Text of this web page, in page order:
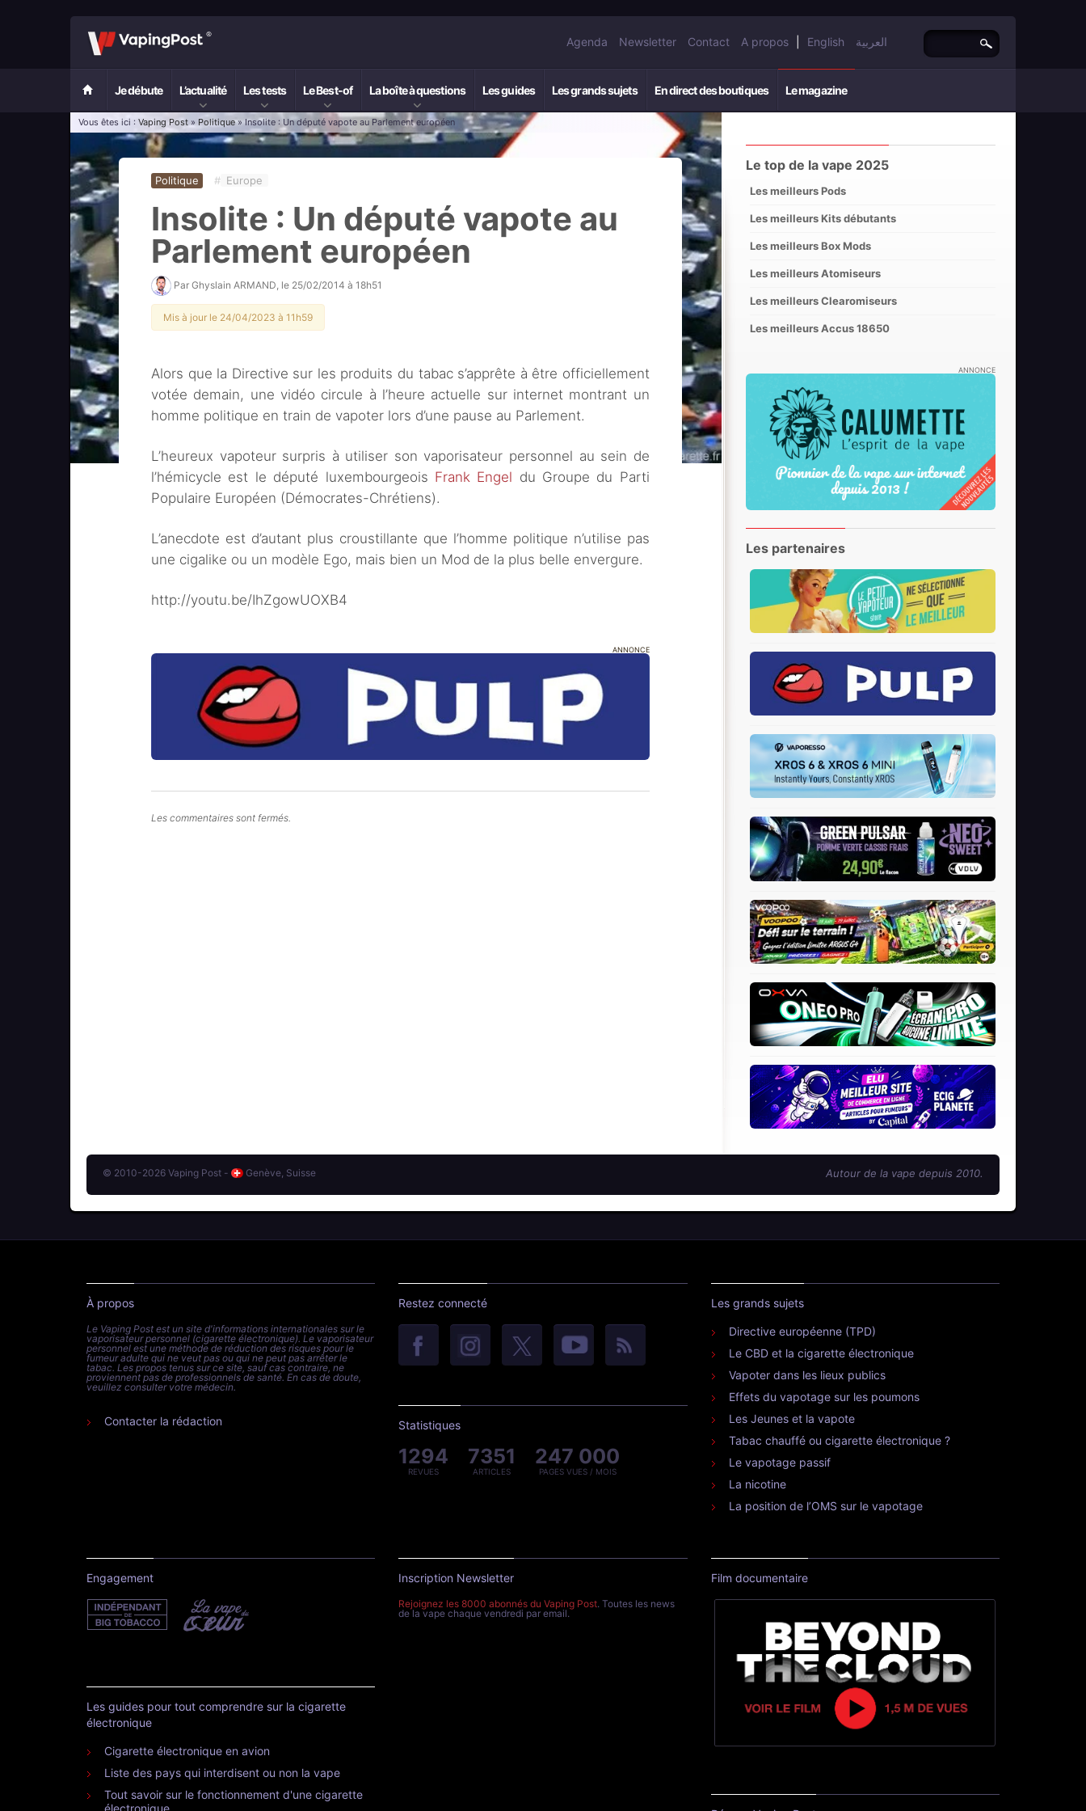
Agenda Newsletter Contact A propos English العربية
Je débute L’actualité Les tests Le Best-of La boîte à questions Les guides Les grands sujets En direct des boutiques Le magazine
Vous êtes ici : Vaping Post » Politique» Insolite : Un député vapote au Parlement européen
Politique # Europe
Insolite : Un député vapote au
Parlement européen
Par Ghyslain ARMAND , le 25/02/2014 à 18h51
Mis à jour le 24/04/2023 à 11h59
Alors que la Directive sur les produits du tabac s’apprête à être officiellement
votée demain, une vidéo circule à l’heure actuelle sur internet montrant un
homme politique en train de vapoter lors d’une pause au Parlement.
L’heureux vapoteur surpris à utiliser son vaporisateur personnel au sein de
l’hémicycle est le député luxembourgeois Frank Engel du Groupe du Parti
Populaire Européen (Démocrates-Chrétiens).
L’anecdote est d’autant plus croustillante que l’homme politique n’utilise pas
une cigalike ou un modèle Ego, mais bien un Mod de la plus belle envergure.
http://youtu.be/IhZgowUOXB4
ANNONCE
Les commentaires sont fermés.
Le top de la vape 2025
Les meilleurs Pods
Les meilleurs Kits débutants
Les meilleurs Box Mods
Les meilleurs Atomiseurs
Les meilleurs Clearomiseurs
Les meilleurs Accus 18650
ANNONCE
Les partenaires
© 2010-2026 Vaping Post - Genève, Suisse Autour de la vape depuis 2010.
À propos
Le Vaping Post est un site d'informations internationales sur le
vaporisateur personnel (cigarette électronique). Le vaporisateur
personnel est une méthode de réduction des risques pour le
fumeur adulte qui ne veut pas ou qui ne peut pas arrêter le
tabac. Les propos tenus sur ce site, sauf cas contraire, ne
proviennent pas de professionnels de santé. En cas de doute,
veuillez consulter votre médecin.
Contacter la rédaction
Restez connecté
Statistiques
1294
REVUES
7351
ARTICLES
247 000
PAGES VUES / MOIS
Les grands sujets
Directive européenne (TPD)
Le CBD et la cigarette électronique
Vapoter dans les lieux publics
Effets du vapotage sur les poumons
Les Jeunes et la vapote
Tabac chauffé ou cigarette électronique ?
Le vapotage passif
La nicotine
La position de l’OMS sur le vapotage
Engagement
Les guides pour tout comprendre sur la cigarette
électronique
Cigarette électronique en avion
Liste des pays qui interdisent ou non la vape
Tout savoir sur le fonctionnement d'une cigarette
électronique
Inscription Newsletter
Rejoignez les 8000 abonnés du Vaping Post. Toutes les news
de la vape chaque vendredi par email.
Film documentaire